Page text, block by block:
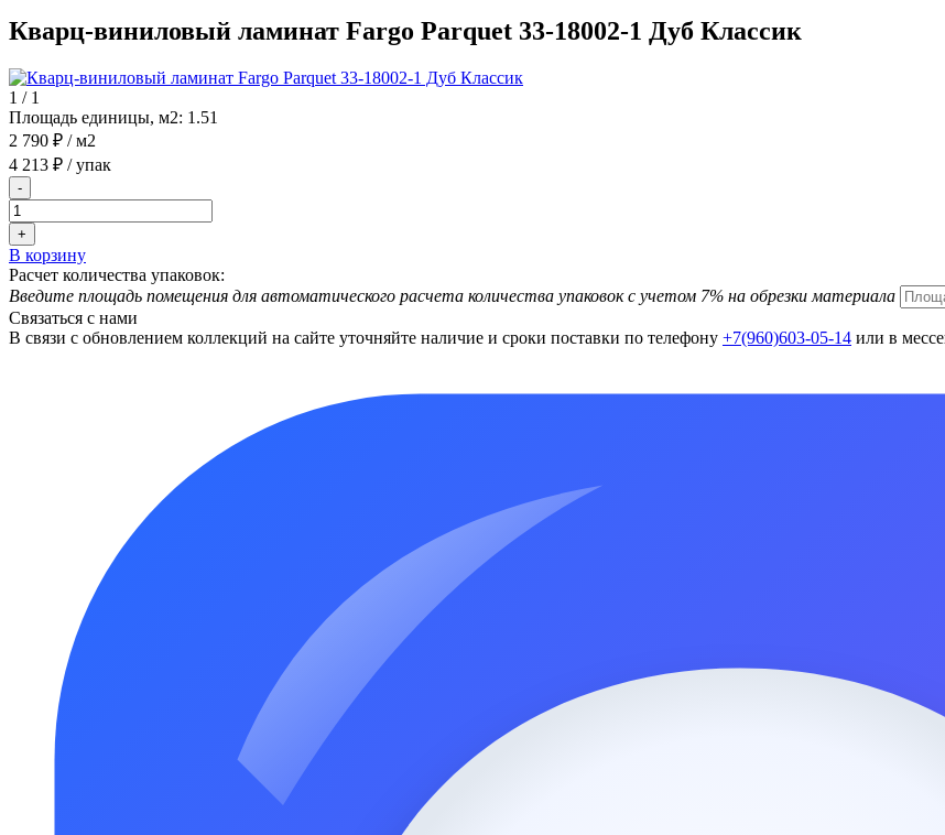
Кварц-виниловый ламинат Fargo Parquet 33-18002-1 Дуб Классик
1 / 1
Площадь единицы, м2: 1.51
2 790 ₽ / м2
4 213 ₽ / упак
-
+
В корзину
Расчет количества упаковок:
Введите площадь помещения для автоматического расчета количества упаковок с учетом 7% на обрезки материала
Связаться с нами
В связи с обновлением коллекций на сайте уточняйте наличие и сроки поставки по телефону +7(960)603-05-14 или в